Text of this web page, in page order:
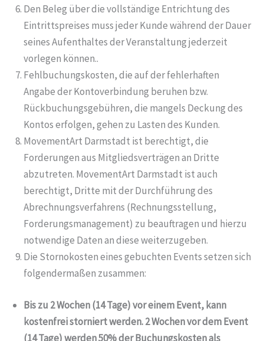
Den Beleg über die vollständige Entrichtung des
Eintrittspreises muss jeder Kunde während der Dauer
seines Aufenthaltes der Veranstaltung jederzeit
vorlegen können..
Fehlbuchungskosten, die auf der fehlerhaften
Angabe der Kontoverbindung beruhen bzw.
Rückbuchungsgebühren, die mangels Deckung des
Kontos erfolgen, gehen zu Lasten des Kunden.
MovementArt Darmstadt ist berechtigt, die
Forderungen aus Mitgliedsverträgen an Dritte
abzutreten. MovementArt Darmstadt ist auch
berechtigt, Dritte mit der Durchführung des
Abrechnungsverfahrens (Rechnungsstellung,
Forderungsmanagement) zu beauftragen und hierzu
notwendige Daten an diese weiterzugeben.
Die Stornokosten eines gebuchten Events setzen sich
folgendermaßen zusammen:
Bis zu 2 Wochen (14 Tage) vor einem Event, kann
kostenfrei storniert werden. 2 Wochen vor dem Event
(14 Tage) werden 50% der Buchungskosten als